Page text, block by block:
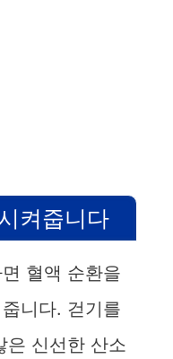
켜줍니다
혈액 순환을
니다. 걷기를
은 신선한 산소